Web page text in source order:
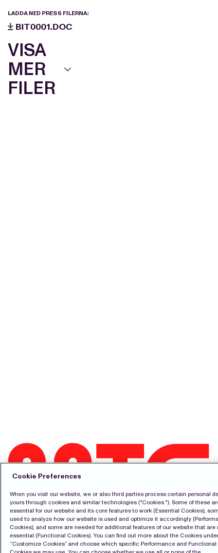
LADDA NED PRESS FILERNA:
BIT0001.DOC
VISA
MER
FILER
Kontakt
Pressrum
Prenumerera
LinkedIn
English
Cookie Preferences
When you visit our website, we or also third parties process certain personal
yours through cookies and similar technologies ("Cookies "). Some of these
essential for our website and its core features to work (Essential Cookies),
used to analyze how our website is used and optimize it accordingly
Cookies), and some are needed for additional features of our website that are
essential (Functional Cookies). You can find out more about the Cookies
“Customize Cookies” and choose which specific Performance and Functional